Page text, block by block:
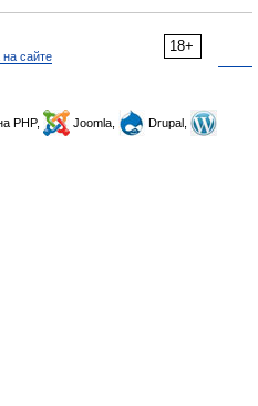
18+
сайте
PHP, Joomla,
Drupal,